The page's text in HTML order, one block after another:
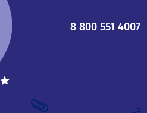
8 800 551 4007